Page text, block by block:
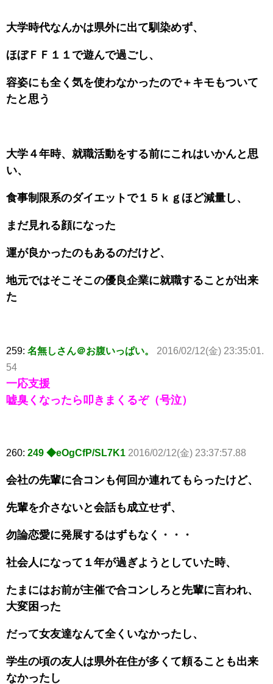
大学時代なんかは県外に出て馴染めず、
ほぼＦＦ１１で遊んで過ごし、
容姿にも全く気を使わなかったので＋キモもついて
たと思う
大学４年時、就職活動をする前にこれはいかんと思
い、
食事制限系のダイエットで１５ｋｇほど減量し、
まだ見れる顔になった
運が良かったのもあるのだけど、
地元ではそこそこの優良企業に就職することが出来
た
259: 名無しさん＠お腹いっぱい。
2016/02/12(金) 23:35:01.
54
一応支援
嘘臭くなったら叩きまくるぞ（号泣）
260: 249 ◆eOgCfP/SL7K1 2016/02/12(金) 23:37:57.88
会社の先輩に合コンも何回か連れてもらったけど、
先輩を介さないと会話も成立せず、
勿論恋愛に発展するはずもなく・・・
社会人になって１年が過ぎようとしていた時、
たまにはお前が主催で合コンしろと先輩に言われ、
大変困った
だって女友達なんて全くいなかったし、
学生の頃の友人は県外在住が多くて頼ることも出来
なかったし